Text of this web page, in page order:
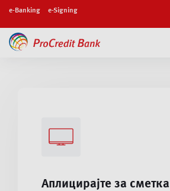
e-Banking e-Signing
Аплицирајте за сметка